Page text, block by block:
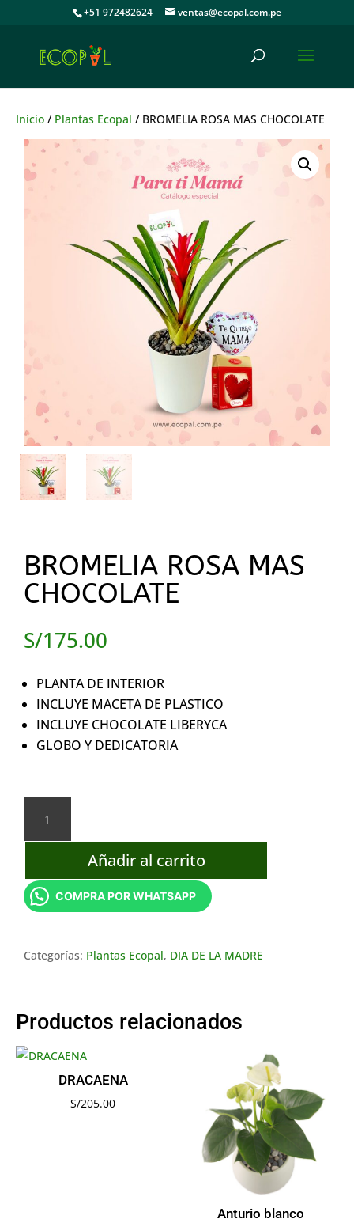
+51 972482624 ventas@ecopal.com.pe
Inicio / Plantas Ecopal / BROMELIA ROSA MAS CHOCOLATE
BROMELIA ROSA MAS
CHOCOLATE
S/175.00
PLANTA DE INTERIOR
INCLUYE MACETA DE PLASTICO
INCLUYE CHOCOLATE LIBERYCA
GLOBO Y DEDICATORIA
ROSA
MAS
cantidad
Añadir al carrito
COMPRA POR WHATSAPP
Categorías: Plantas Ecopal, DIA DE LA MADRE
Productos relacionados
DRACAENA
S/205.00
Anturio blanco